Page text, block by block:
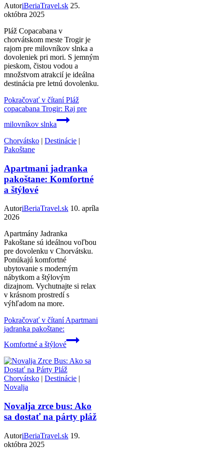
AutoriBeriaTravel.sk 25.
októbra 2025
Pláž Copacabana v
chorvátskom meste Trogir je
rajom pre milovníkov slnka a
dovoleniek pri mori. S jemným
pieskom, čistou vodou a
množstvom atrakcií je ideálna
destinácia pre letnú dovolenku.
Pokračovať v čítaníPláž
copacabana Trogir: Raj pre
milovníkov slnka
Chorvátsko | Destinácie |
Pakoštane
Apartmani jadranka
pakoštane: Komfortné
a štýlové
AutoriBeriaTravel.sk 10. apríla
2026
Apartmány Jadranka
Pakoštane sú ideálnou voľbou
pre dovolenku v Chorvátsku.
Ponúkajú komfortné
ubytovanie s moderným
nábytkom a štýlovým
dizajnom. Vychutnajte si relax
v krásnom prostredí s
výhľadom na more.
Pokračovať v čítaníApartmani
jadranka pakoštane:
Komfortné a štýlové
Chorvátsko | Destinácie |
Novalja
Novalja zrce bus: Ako
sa dostať na párty pláž
AutoriBeriaTravel.sk 19.
októbra 2025